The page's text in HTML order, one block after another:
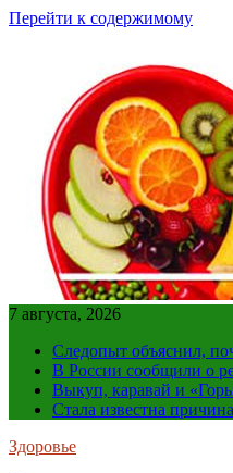
Перейти к содержимому
7 августа, 2026
Следопыт объяснил,
В России сообщили о
Выкуп, каравай и
Стала известна
Здоровье